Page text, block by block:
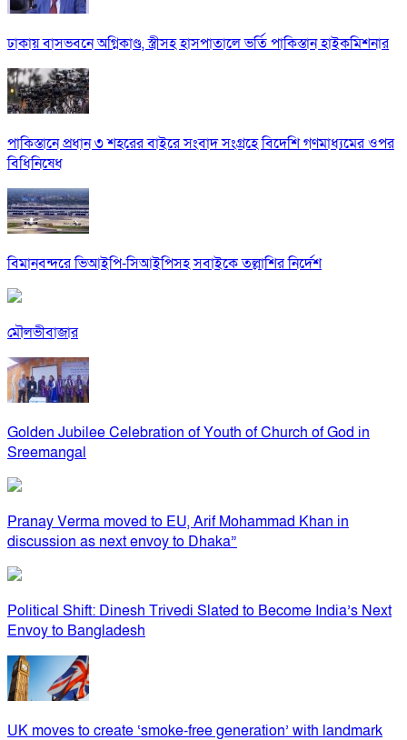
ঢাকায় বাসভবনে অগ্নিকাণ্ড, স্ত্রীসহ হাসপাতালে ভর্তি পাকিস্তান হাইকমিশনার
পাকিস্তানে প্রধান ৩ শহরের বাইরে সংবাদ সংগ্রহে বিদেশি গণমাধ্যমের ওপর
বিধিনিষেধ
বিমানবন্দরে ভিআইপি-সিআইপিসহ সবাইকে তল্লাশির নির্দেশ
মৌলভীবাজার
Golden Jubilee Celebration of Youth of Church of God in
Sreemangal
Pranay Verma moved to EU, Arif Mohammad Khan in
discussion as next envoy to Dhaka”
Political Shift: Dinesh Trivedi Slated to Become India’s Next
Envoy to Bangladesh
UK moves to create ‘smoke-free generation’ with landmark